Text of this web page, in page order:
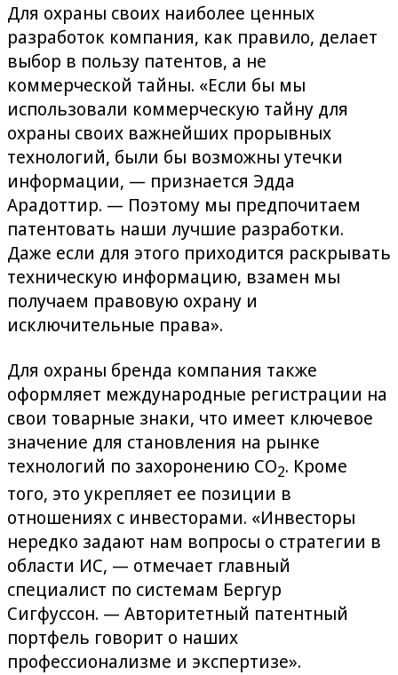
Для охраны своих наиболее ценных
разработок компания, как правило, делает
выбор в пользу патентов, а не
коммерческой тайны. «Если бы мы
использовали коммерческую тайну для
охраны своих важнейших прорывных
технологий, были бы возможны утечки
информации, — признается Эдда
Арадоттир. — Поэтому мы предпочитаем
патентовать наши лучшие разработки.
Даже если для этого приходится раскрывать
техническую информацию, взамен мы
получаем правовую охрану и
исключительные права».
Для охраны бренда компания также
оформляет международные регистрации на
свои товарные знаки, что имеет ключевое
значение для становления на рынке
технологий по захоронению CO2. Кроме
того, это укрепляет ее позиции в
отношениях с инвесторами. «Инвесторы
нередко задают нам вопросы о стратегии в
области ИС, — отмечает главный
специалист по системам Бергур
Сигфуссон. — Авторитетный патентный
портфель говорит о наших
профессионализме и экспертизе».